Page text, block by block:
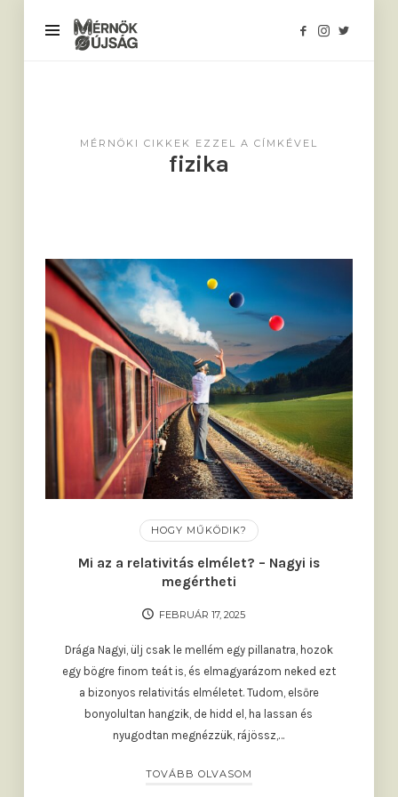
Mérnökújság
MÉRNÖKI CIKKEK EZZEL A CÍMKÉVEL
fizika
HOGY MŰKÖDIK?
Mi az a relativitás elmélet? – Nagyi is
megértheti
FEBRUÁR 17, 2025
Drága Nagyi, ülj csak le mellém egy pillanatra, hozok
egy bögre finom teát is, és elmagyarázom neked ezt
a bizonyos relativitás elméletet. Tudom, elsőre
bonyolultan hangzik, de hidd el, ha lassan és
nyugodtan megnézzük, rájössz,…
TOVÁBB OLVASOM